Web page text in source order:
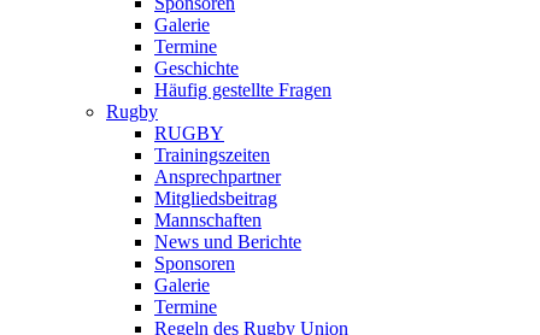
Galerie
Termine
Geschichte
Häufig gestellte Fragen
Rugby
RUGBY
Trainingszeiten
Ansprechpartner
Mitgliedsbeitrag
Mannschaften
News und Berichte
Sponsoren
Galerie
Termine
Regeln des Rugby Union